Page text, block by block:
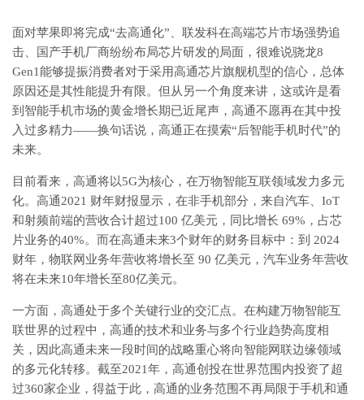
面对苹果即将完成“去高通化”、联发科在高端芯片市场强势追
击、国产手机厂商纷纷布局芯片研发的局面，很难说骁龙8
Gen1能够提振消费者对于采用高通芯片旗舰机型的信心，总体
原因还是其性能提升有限。但从另一个角度来讲，这或许是看
到智能手机市场的黄金增长期已近尾声，高通不愿再在其中投
入过多精力——换句话说，高通正在摸索“后智能手机时代”的
未来。
目前看来，高通将以5G为核心，在万物智能互联领域发力多元
化。高通2021 财年财报显示，在非手机部分，来自汽车、IoT
和射频前端的营收合计超过100 亿美元，同比增长 69%，占芯
片业务的40%。而在高通未来3个财年的财务目标中：到 2024
财年，物联网业务年营收将增长至 90 亿美元，汽车业务年营收
将在未来10年增长至80亿美元。
一方面，高通处于多个关键行业的交汇点。在构建万物智能互
联世界的过程中，高通的技术和业务与多个行业趋势高度相
关，因此高通未来一段时间的战略重心将向智能网联边缘领域
的多元化转移。截至2021年，高通创投在世界范围内投资了超
过360家企业，得益于此，高通的业务范围不再局限于手机和通